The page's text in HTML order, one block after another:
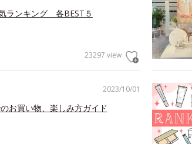
ランキング 各BEST５
23297 view
2023/10/01
お買い物、楽しみ方ガイド